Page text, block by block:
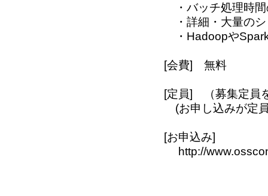
・バッチ処理時間
・詳細・大量のシ
・HadoopやSpark
[会費] 無料
[定員] （募集定員
(お申し込みが定員
[お申込み]
http://